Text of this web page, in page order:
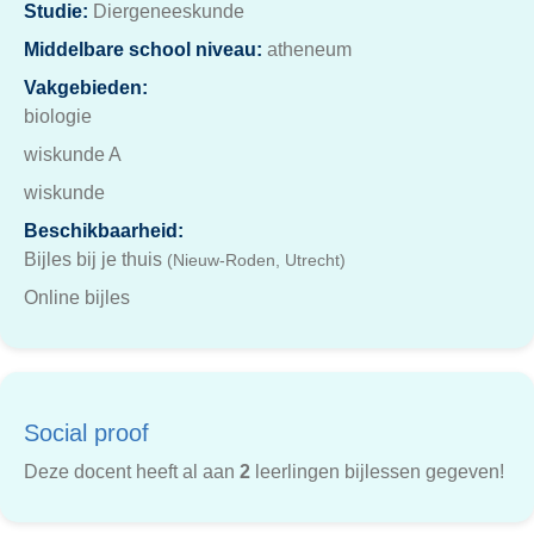
Studie: Diergeneeskunde
Middelbare school niveau: atheneum
Vakgebieden:
biologie
wiskunde A
wiskunde
Beschikbaarheid:
Bijles bij je thuis (Nieuw-Roden, Utrecht)
Online bijles
Social proof
Deze docent heeft al aan 2 leerlingen bijlessen gegeven!